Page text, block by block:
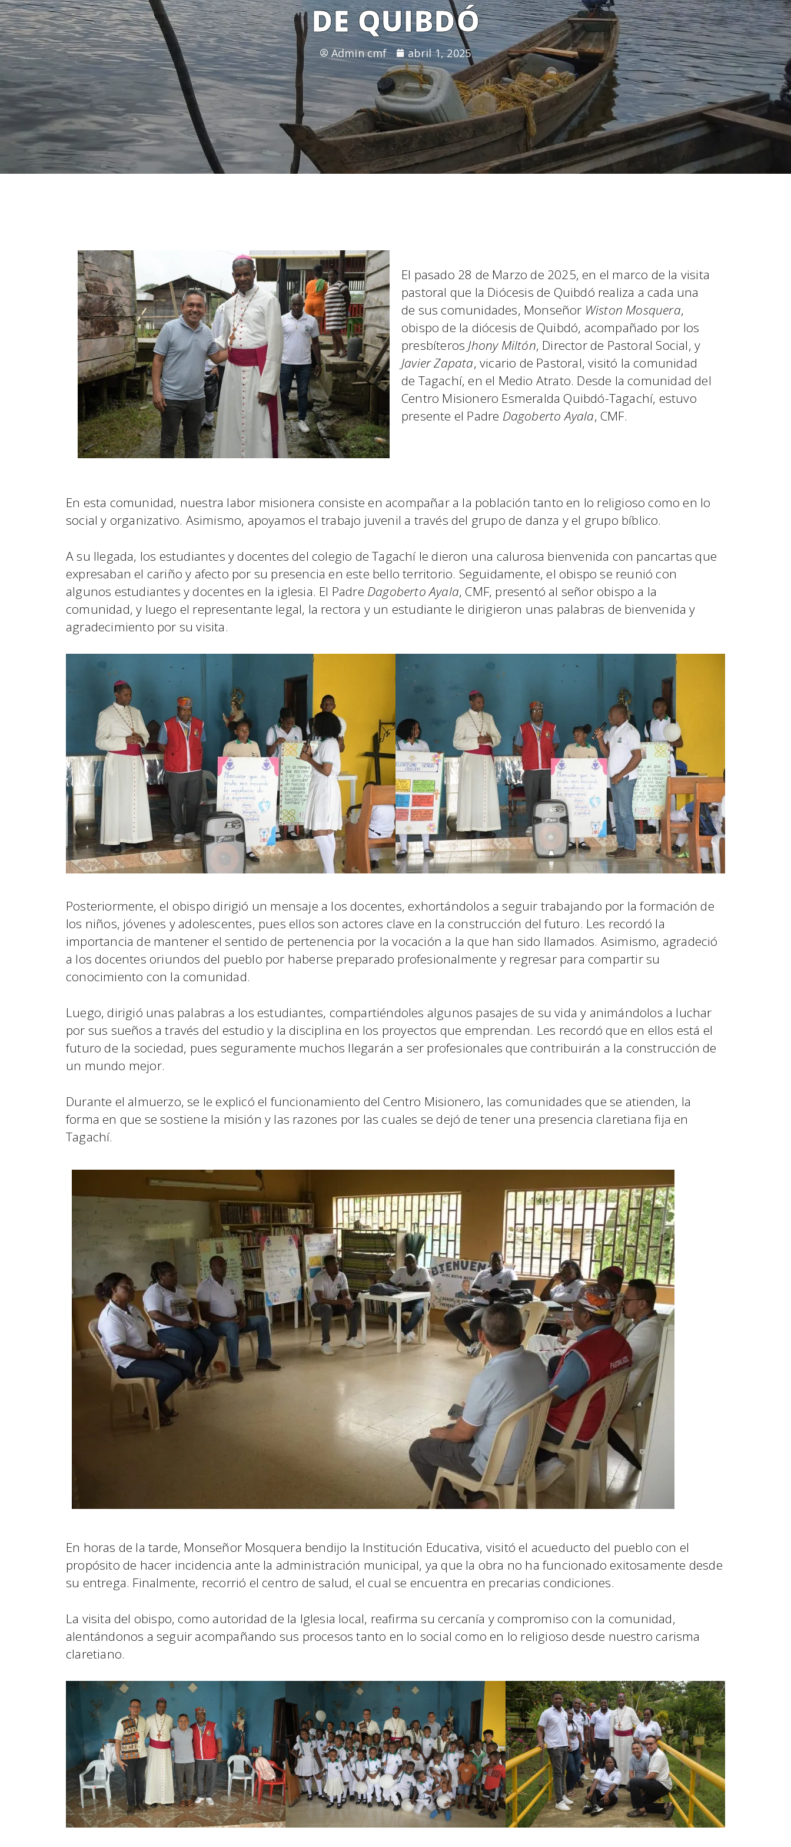
DE QUIBDÓ
Admin cmf abril 1, 2025
El pasado 28 de Marzo de 2025, en el marco de la visita
pastoral que la Diócesis de Quibdó realiza a cada una
de sus comunidades, Monseñor Wiston Mosquera,
obispo de la diócesis de Quibdó, acompañado por los
presbíteros Jhony Miltón, Director de Pastoral Social, y
Javier Zapata, vicario de Pastoral, visitó la comunidad
de Tagachí, en el Medio Atrato. Desde la comunidad del
Centro Misionero Esmeralda Quibdó-Tagachí, estuvo
presente el Padre Dagoberto Ayala, CMF.
En esta comunidad, nuestra labor misionera consiste en acompañar a la población tanto en lo religioso como en lo
social y organizativo. Asimismo, apoyamos el trabajo juvenil a través del grupo de danza y el grupo bíblico.
A su llegada, los estudiantes y docentes del colegio de Tagachí le dieron una calurosa bienvenida con pancartas que
expresaban el cariño y afecto por su presencia en este bello territorio. Seguidamente, el obispo se reunió con
algunos estudiantes y docentes en la iglesia. El Padre Dagoberto Ayala, CMF, presentó al señor obispo a la
comunidad, y luego el representante legal, la rectora y un estudiante le dirigieron unas palabras de bienvenida y
agradecimiento por su visita.
Posteriormente, el obispo dirigió un mensaje a los docentes, exhortándolos a seguir trabajando por la formación de
los niños, jóvenes y adolescentes, pues ellos son actores clave en la construcción del futuro. Les recordó la
importancia de mantener el sentido de pertenencia por la vocación a la que han sido llamados. Asimismo, agradeció
a los docentes oriundos del pueblo por haberse preparado profesionalmente y regresar para compartir su
conocimiento con la comunidad.
Luego, dirigió unas palabras a los estudiantes, compartiéndoles algunos pasajes de su vida y animándolos a luchar
por sus sueños a través del estudio y la disciplina en los proyectos que emprendan. Les recordó que en ellos está el
futuro de la sociedad, pues seguramente muchos llegarán a ser profesionales que contribuirán a la construcción de
un mundo mejor.
Durante el almuerzo, se le explicó el funcionamiento del Centro Misionero, las comunidades que se atienden, la
forma en que se sostiene la misión y las razones por las cuales se dejó de tener una presencia claretiana fija en
Tagachí.
En horas de la tarde, Monseñor Mosquera bendijo la Institución Educativa, visitó el acueducto del pueblo con el
propósito de hacer incidencia ante la administración municipal, ya que la obra no ha funcionado exitosamente desde
su entrega. Finalmente, recorrió el centro de salud, el cual se encuentra en precarias condiciones.
La visita del obispo, como autoridad de la Iglesia local, reafirma su cercanía y compromiso con la comunidad,
alentándonos a seguir acompañando sus procesos tanto en lo social como en lo religioso desde nuestro carisma
claretiano.